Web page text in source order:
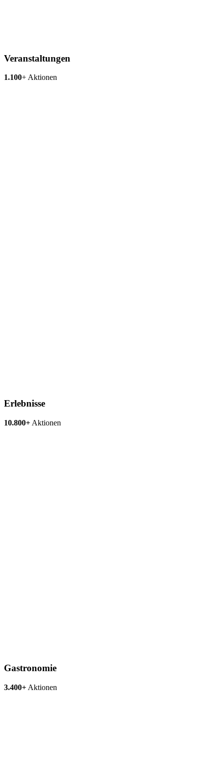
Veranstaltungen
1.100+ Aktionen
Erlebnisse
10.800+ Aktionen
Gastronomie
3.400+ Aktionen